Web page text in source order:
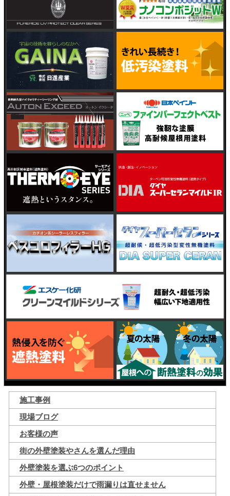
施工事例
現場ブログ
お客様の声
街の外壁塗装やさんを選んだ理由
外壁塗装を選ぶ6つのポイント
外壁・屋根塗装だけで雨漏りは直せません